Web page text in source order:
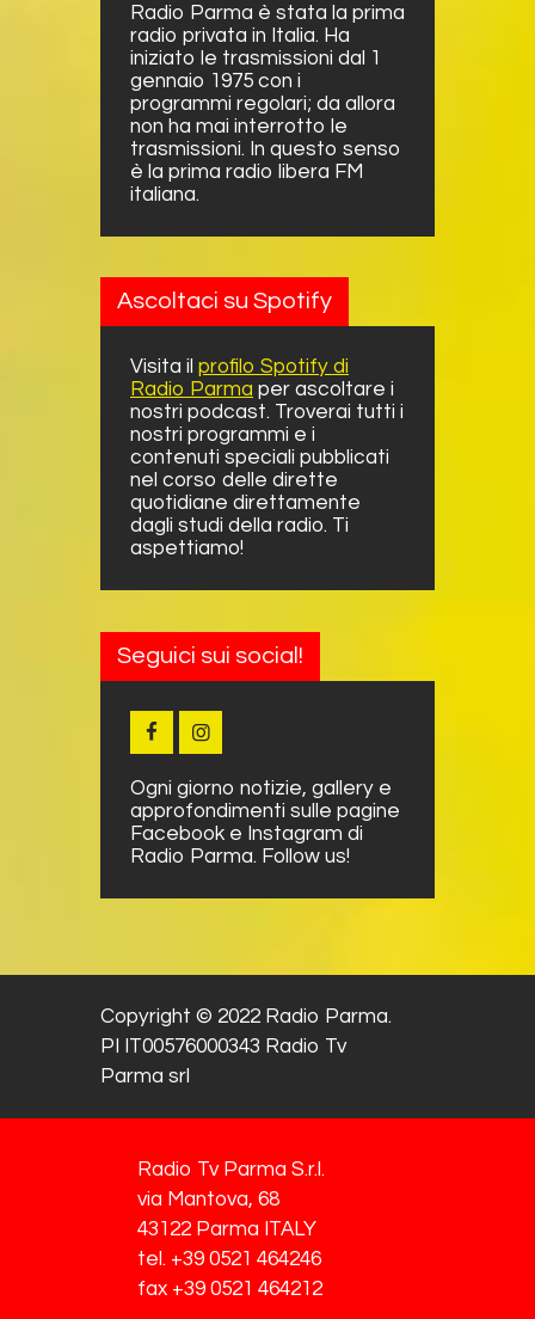
Radio Parma è stata la prima
radio privata in Italia. Ha
iniziato le trasmissioni dal 1
gennaio 1975 con i
programmi regolari; da allora
non ha mai interrotto le
trasmissioni. In questo senso
è la prima radio libera FM
italiana.
Ascoltaci su Spotify
Visita il profilo Spotify di
Radio Parma per ascoltare i
nostri podcast. Troverai tutti i
nostri programmi e i
contenuti speciali pubblicati
nel corso delle dirette
quotidiane direttamente
dagli studi della radio. Ti
aspettiamo!
Seguici sui social!
Ogni giorno notizie, gallery e
approfondimenti sulle pagine
Facebook e Instagram di
Radio Parma. Follow us!
Copyright © 2022 Radio Parma.
PI IT00576000343 Radio Tv
Parma srl
Radio Tv Parma S.r.l.
via Mantova, 68
43122 Parma ITALY
tel. +39 0521 464246
fax +39 0521 464212